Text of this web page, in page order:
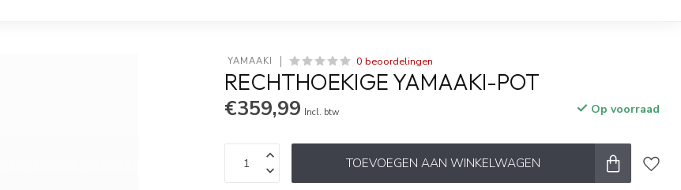
YAMAAKI 0 beoordelingen
RECHTHOEKIGE YAMAAKI-POT
€359,99 Incl. btw Op voorraad
TOEVOEGEN AAN WINKELWAGEN